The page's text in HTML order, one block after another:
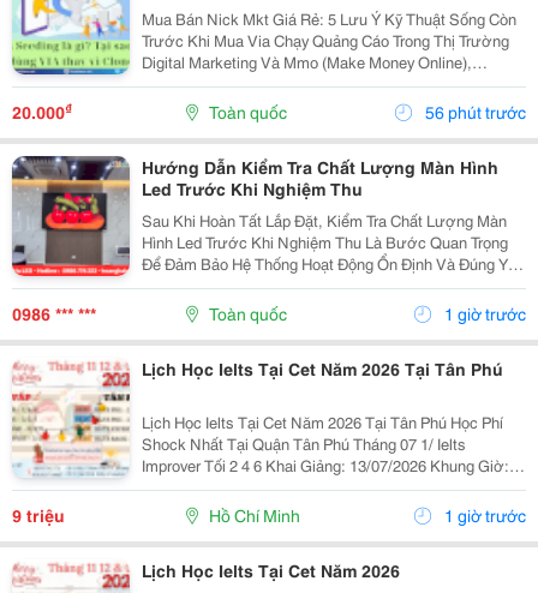
Mua Bán Nick Mkt Giá Rẻ: 5 Lưu Ý Kỹ Thuật Sống Còn
Trước Khi Mua Via Chạy Quảng Cáo Trong Thị Trường
Digital Marketing Và Mmo (Make Money Online),
Facebook Ads Vẫn Luôn Là Kênh Mang Lại Lượng
Khách Hàng Tiềm Năng Và Dòng Doanh Thu Đột Phá.
Để Vận...
20.000₫ Toàn quốc 56 phút trước
Hướng Dẫn Kiểm Tra Chất Lượng Màn Hình
Led Trước Khi Nghiệm Thu
Sau Khi Hoàn Tất Lắp Đặt, Kiểm Tra Chất Lượng Màn
Hình Led Trước Khi Nghiệm Thu Là Bước Quan Trọng
Để Đảm Bảo Hệ Thống Hoạt Động Ổn Định Và Đúng Yêu
Cầu Kỹ Thuật. Một Số Hạng Mục Cần Kiểm Tra Gồm:
Chất Lượng Hiển Thị, Độ Sáng, Màu Sắc, Độ Đồng
0986 *** *** Toàn quốc 1 giờ trước
Lịch Học Ielts Tại Cet Năm 2026 Tại Tân Phú
Lịch Học Ielts Tại Cet Năm 2026 Tại Tân Phú Học Phí
Shock Nhất Tại Quận Tân Phú Tháng 07 1/ Ielts
Improver Tối 2 4 6 Khai Giảng: 13/07/2026 Khung Giờ:
18:00 Đến 21:00 Học Phí Ưu Đãi 5% Khi Đăng Ký 2/ Ielts
Basic Tối 3 5 7 Khai...
9 triệu Hồ Chí Minh 1 giờ trước
Lịch Học Ielts Tại Cet Năm 2026